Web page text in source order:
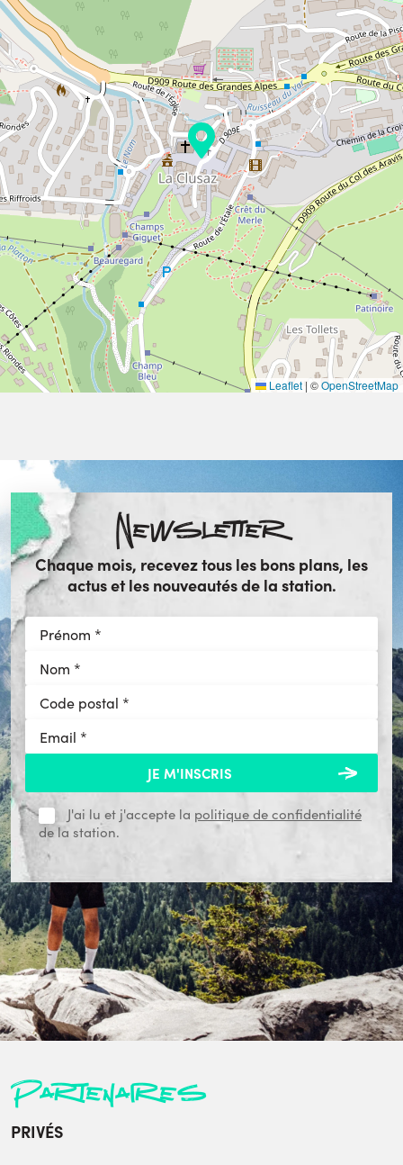
Leaflet | ©OpenStreetMap
Newsletter
Chaque mois, recevez tous les bons plans, les
actus et les nouveautés de la station.
J'ai lu et j'accepte la politique de confidentialité
de la station.
Partenaires
PRIVÉS